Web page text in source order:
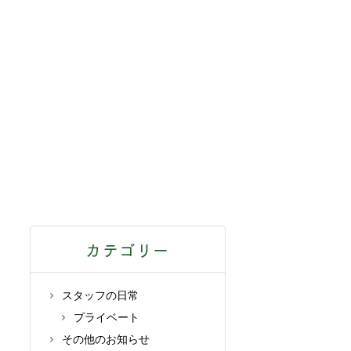
カテゴリー
スタッフの日常
プライベート
その他のお知らせ